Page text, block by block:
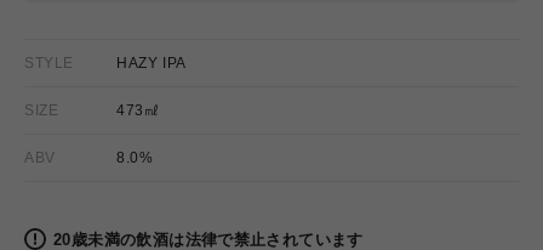
STYLE HAZY IPA
SIZE 473㎖
ABV 8.0%
20歳未満の飲酒は法律で禁止されています